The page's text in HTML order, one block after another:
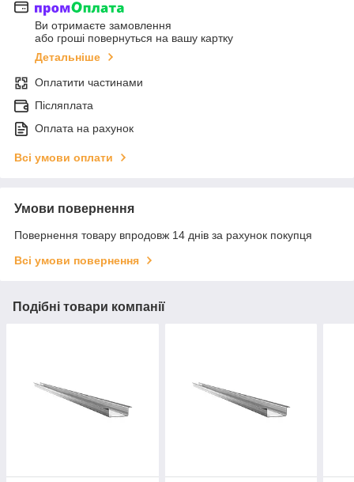
Ви отримаєте замовлення
або гроші повернуться на вашу картку
Детальніше
Оплатити частинами
Післяплата
Оплата на рахунок
Всі умови оплати
Умови повернення
Повернення товару впродовж 14 днів за рахунок покупця
Всі умови повернення
Подібні товари компанії